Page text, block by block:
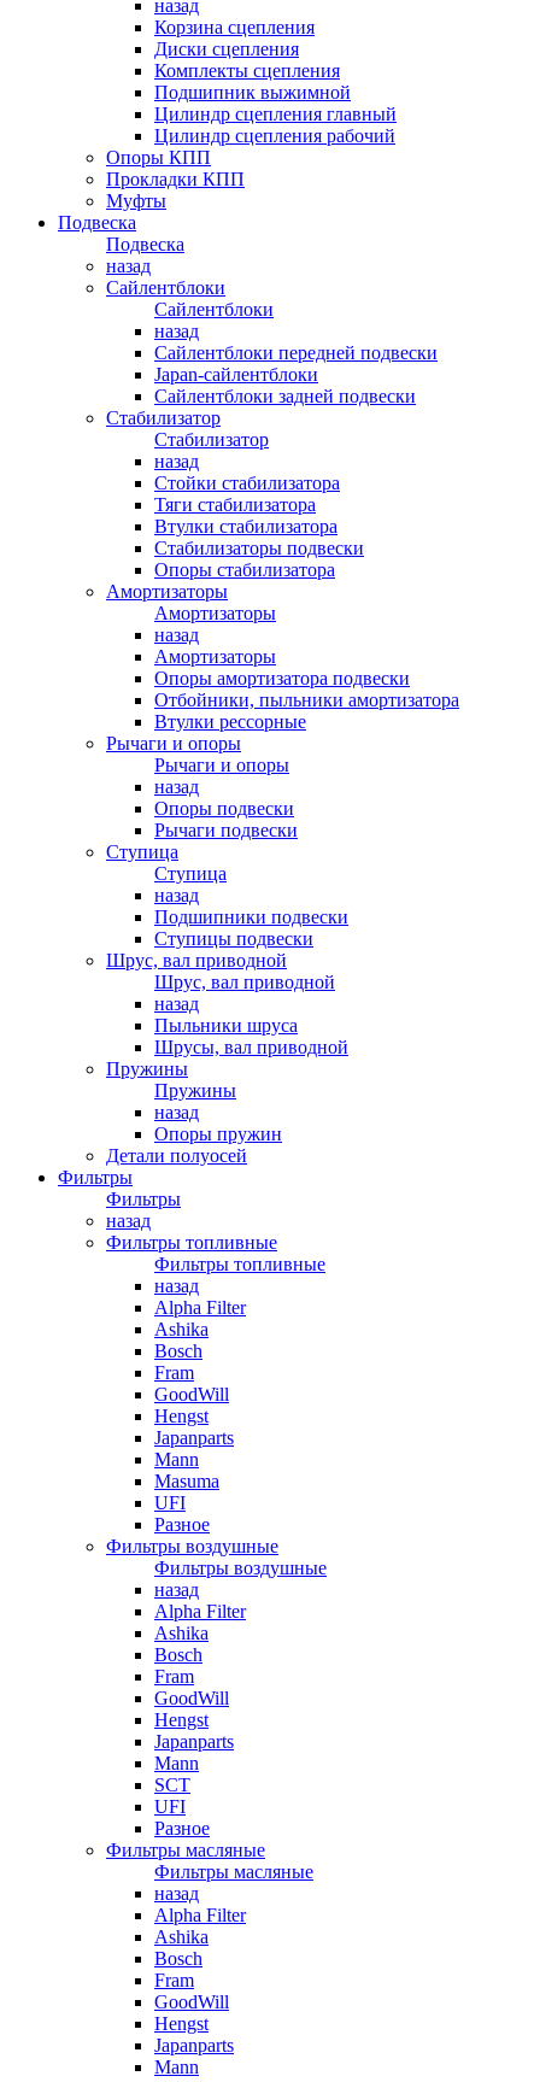
назад
Корзина сцепления
Диски сцепления
Комплекты сцепления
Подшипник выжимной
Цилиндр сцепления главный
Цилиндр сцепления рабочий
Опоры КПП
Прокладки КПП
Муфты
Подвеска
Подвеска
назад
Сайлентблоки
Сайлентблоки
назад
Сайлентблоки передней подвески
Japan-сайлентблоки
Сайлентблоки задней подвески
Стабилизатор
Стабилизатор
назад
Стойки стабилизатора
Тяги стабилизатора
Втулки стабилизатора
Стабилизаторы подвески
Опоры стабилизатора
Амортизаторы
Амортизаторы
назад
Амортизаторы
Опоры амортизатора подвески
Отбойники, пыльники амортизатора
Втулки рессорные
Рычаги и опоры
Рычаги и опоры
назад
Опоры подвески
Рычаги подвески
Ступица
Ступица
назад
Подшипники подвески
Ступицы подвески
Шрус, вал приводной
Шрус, вал приводной
назад
Пыльники шруса
Шрусы, вал приводной
Пружины
Пружины
назад
Опоры пружин
Детали полуосей
Фильтры
Фильтры
назад
Фильтры топливные
Фильтры топливные
назад
Alpha Filter
Ashika
Bosch
Fram
GoodWill
Hengst
Japanparts
Mann
Masuma
UFI
Разное
Фильтры воздушные
Фильтры воздушные
назад
Alpha Filter
Ashika
Bosch
Fram
GoodWill
Hengst
Japanparts
Mann
SCT
UFI
Разное
Фильтры масляные
Фильтры масляные
назад
Alpha Filter
Ashika
Bosch
Fram
GoodWill
Hengst
Japanparts
Mann